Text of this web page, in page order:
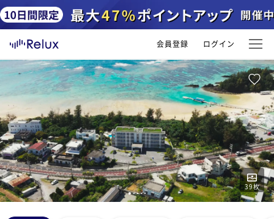
会員登録 ログイン
39枚
12345